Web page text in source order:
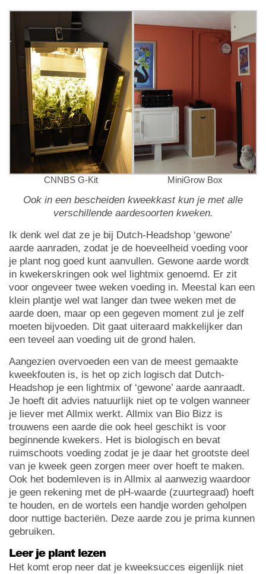
CNNBS G-Kit MiniGrow Box
Ook in een bescheiden kweekkast kun je met alle
verschillende aardesoorten kweken.
Ik denk wel dat ze je bij Dutch-Headshop ‘gewone’
aarde aanraden, zodat je de hoeveelheid voeding voor
je plant nog goed kunt aanvullen. Gewone aarde wordt
in kwekerskringen ook wel lightmix genoemd. Er zit
voor ongeveer twee weken voeding in. Meestal kan een
klein plantje wel wat langer dan twee weken met de
aarde doen, maar op een gegeven moment zul je zelf
moeten bijvoeden. Dit gaat uiteraard makkelijker dan
een teveel aan voeding uit de grond halen.
Aangezien overvoeden een van de meest gemaakte
kweekfouten is, is het op zich logisch dat Dutch-
Headshop je een lightmix of ‘gewone’ aarde aanraadt.
Je hoeft dit advies natuurlijk niet op te volgen wanneer
je liever met Allmix werkt. Allmix van Bio Bizz is
trouwens een aarde die ook heel geschikt is voor
beginnende kwekers. Het is biologisch en bevat
ruimschoots voeding zodat je je daar het grootste deel
van je kweek geen zorgen meer over hoeft te maken.
Ook het bodemleven is in Allmix al aanwezig waardoor
je geen rekening met de pH-waarde (zuurtegraad) hoeft
te houden, en de wortels een handje worden geholpen
door nuttige bacteriën. Deze aarde zou je prima kunnen
gebruiken.
Leer je plant lezen
Het komt erop neer dat je kweeksucces eigenlijk niet